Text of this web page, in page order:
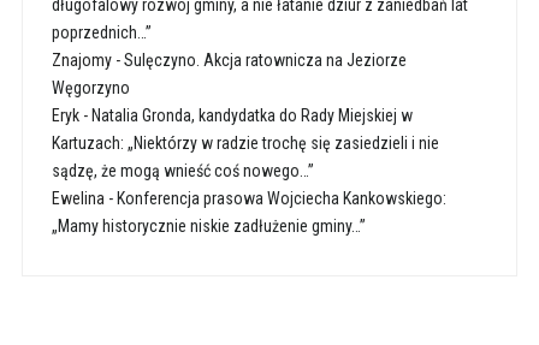
długofalowy rozwój gminy, a nie łatanie dziur z zaniedbań lat
poprzednich…”
Znajomy-Sulęczyno. Akcja ratownicza na Jeziorze
Węgorzyno
Eryk- Natalia Gronda, kandydatka do Rady Miejskiej w
Kartuzach: „Niektórzy w radzie trochę się zasiedzieli i nie
sądzę, że mogą wnieść coś nowego…”
Ewelina - Konferencja prasowa Wojciecha Kankowskiego:
„Mamy historycznie niskie zadłużenie gminy…”